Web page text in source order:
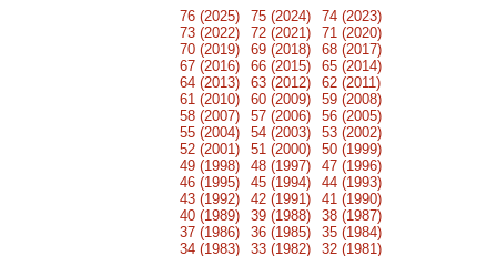
76 (2025) 75 (2024)
74 (2023)
73 (2022)
72 (2021)
71 (2020)
70 (2019)
69 (2018)
68 (2017)
67 (2016)
66 (2015)
65 (2014)
64 (2013)
63 (2012)
62 (2011)
61 (2010)
60 (2009)
59 (2008)
58 (2007)
57 (2006)
56 (2005)
55 (2004)
54 (2003)
53 (2002)
52 (2001)
51 (2000)
50 (1999)
49 (1998)
48 (1997)
47 (1996)
46 (1995)
45 (1994)
44 (1993)
43 (1992)
42 (1991)
41 (1990)
40 (1989)
39 (1988)
38 (1987)
37 (1986)
36 (1985)
35 (1984)
34 (1983)
33 (1982)
32 (1981)